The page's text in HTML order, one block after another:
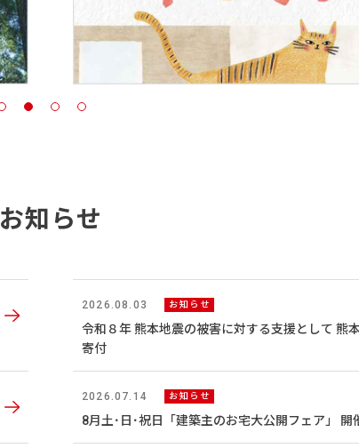
お知らせ
2026.08.03 お知らせ
令和８年 熊本地震の被害に対する支援として 熊
寄付
2026.07.14 お知らせ
8月土･日･祝日「建築主のお宅大公開フェア」 開